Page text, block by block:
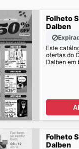
Folheto
Dalben
Este
ofertas do
Dalben em
Folheto
Dalben